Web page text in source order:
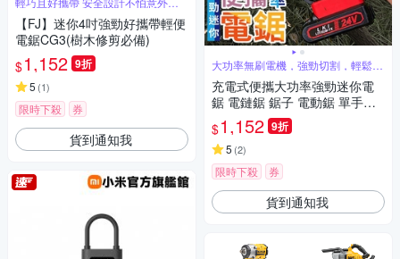
生
【FJ】迷你4吋強勁好攜帶輕便
電鋸CG3(樹木修剪必備)
$1,152 9折
5 (1)
限時下殺 券
貨到通知我
大功率無刷電機，強勁切割，輕鬆高
效
充電式便攜大功率強勁迷你電
鋸 電鏈鋸 鋸子 電動鋸 單手鋸
鏈鋸 伐木鋸 切割電動工具
$1,152 9折
5 (2)
限時下殺 券
貨到通知我